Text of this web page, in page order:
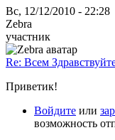
Вс, 12/12/2010 - 22:28
Zebra
участник
Re: Всем
Приветик!
Войдите или
возможность